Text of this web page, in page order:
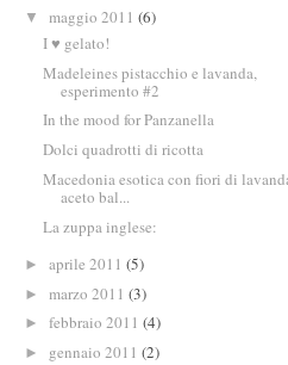
▼ maggio 2011 (6)
I ♥ gelato!
Madeleines pistacchio e lavanda,
esperimento #2
In the mood for Panzanella
Dolci quadrotti di ricotta
Macedonia esotica con fiori di
aceto bal...
La zuppa inglese:
► aprile 2011 (5)
► marzo 2011 (3)
► febbraio 2011 (4)
► gennaio 2011 (2)